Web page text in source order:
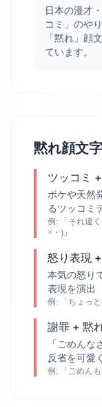
日本の漫才
コミ」のや
「黙れ」顔
ています。
黙れ顔文
ツッコミ
ボケや天然
るツッコミ
例:
「それ違
×・)」
怒り表現
本気の怒り
表現を演出
例: 「ちょっ
謝罪 + 黙
「ごめん
反省を可愛
例: 「ごめん